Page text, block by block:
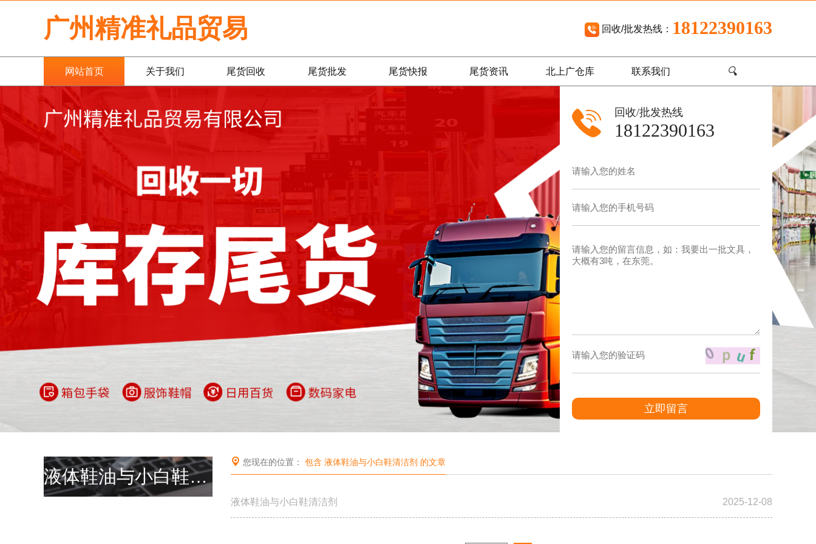
广州精准礼品贸易 回收/批发热线： 18122390163
网站首页 关于我们 尾货回收 尾货批发 尾货快报 尾货资讯 北上广仓库 联系我们 🔍
回收/批发热线
18122390163
立即留言
液体鞋油与小白鞋清洁剂
您现在的位置： 包含 液体鞋油与小白鞋清洁剂 的文章
液体鞋油与小白鞋清洁剂 2025-12-08